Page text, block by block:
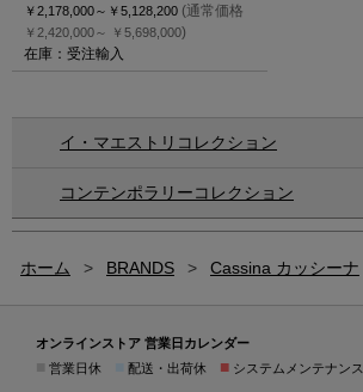
￥2,178,000～ ￥5,128,200 (通常価格
￥2,420,000～ ￥5,698,000)
在庫：受注輸入
イ・マエストリコレクション
コンテンポラリーコレクション
ホーム > BRANDS > Cassina カッシーナ
オンラインストア 営業日カレンダー
営業日休 配送・出荷休 ■ システムメンテナンス